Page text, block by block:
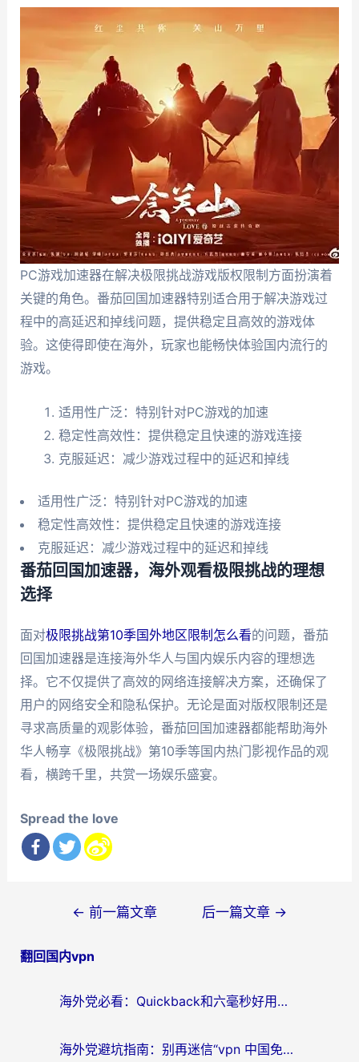
PC游戏加速器在解决极限挑战游戏版权限制方面扮演着
关键的角色。番茄回国加速器特别适合用于解决游戏过
程中的高延迟和掉线问题，提供稳定且高效的游戏体
验。这使得即使在海外，玩家也能畅快体验国内流行的
游戏。
适用性广泛：特别针对PC游戏的加速
稳定性高效性：提供稳定且快速的游戏连接
克服延迟：减少游戏过程中的延迟和掉线
适用性广泛：特别针对PC游戏的加速
稳定性高效性：提供稳定且快速的游戏连接
克服延迟：减少游戏过程中的延迟和掉线
番茄回国加速器，海外观看极限挑战的理想
选择
面对极限挑战第10季国外地区限制怎么看的问题，番茄
回国加速器是连接海外华人与国内娱乐内容的理想选
择。它不仅提供了高效的网络连接解决方案，还确保了
用户的网络安全和隐私保护。无论是面对版权限制还是
寻求高质量的观影体验，番茄回国加速器都能帮助海外
华人畅享《极限挑战》第10季等国内热门影视作品的观
看，横跨千里，共赏一场娱乐盛宴。
Spread the love
导
← 前一篇文章 后一篇文章 →
翻回国内vpn
海外党必看：Quickback和六毫秒好用吗？3步选对回国加速器，无缝刷国内剧玩游戏
海外党避坑指南：别再迷信“vpn 中国免费”，选对回国加速器才能无缝刷国内资源